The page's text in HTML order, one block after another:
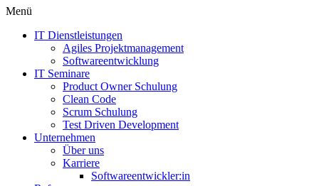
Menü
IT Dienstleistungen
Agiles Projektmanagement
Softwareentwicklung
IT Seminare
Product Owner Schulung
Clean Code
Scrum Schulung
Test Driven Development
Unternehmen
Über uns
Karriere
Softwareentwickler:in